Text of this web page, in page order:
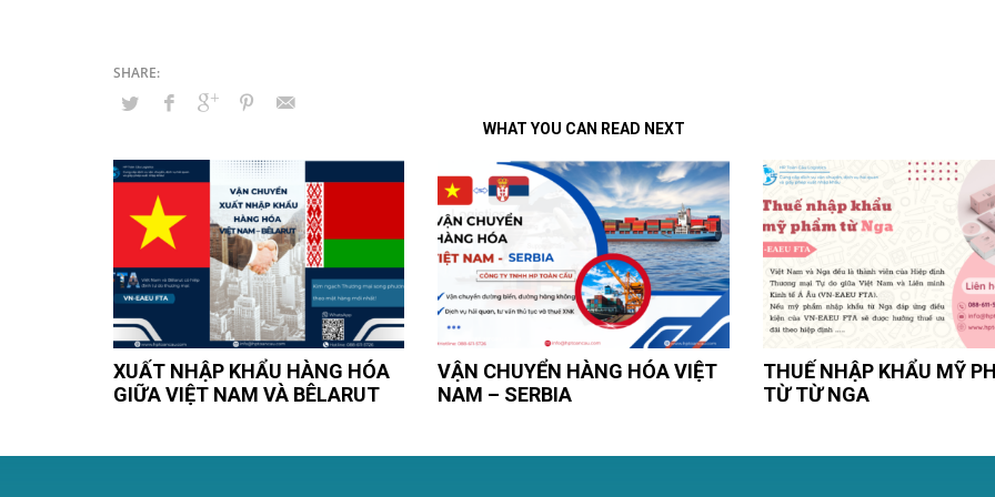
WHAT YOU CAN READ NEXT
XUẤT NHẬP KHẨU HÀNG HÓA
GIỮA VIỆT NAM VÀ BÊLARUT
VẬN CHUYỂN HÀNG HÓA VIỆT
NAM – SERBIA
THUẾ NHẬP KHẨU MỸ
TỪ TỪ NGA